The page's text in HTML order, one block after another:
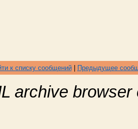
к списку сообщений| Предыдущее
archive